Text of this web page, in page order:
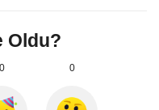
Oldu?
0 0